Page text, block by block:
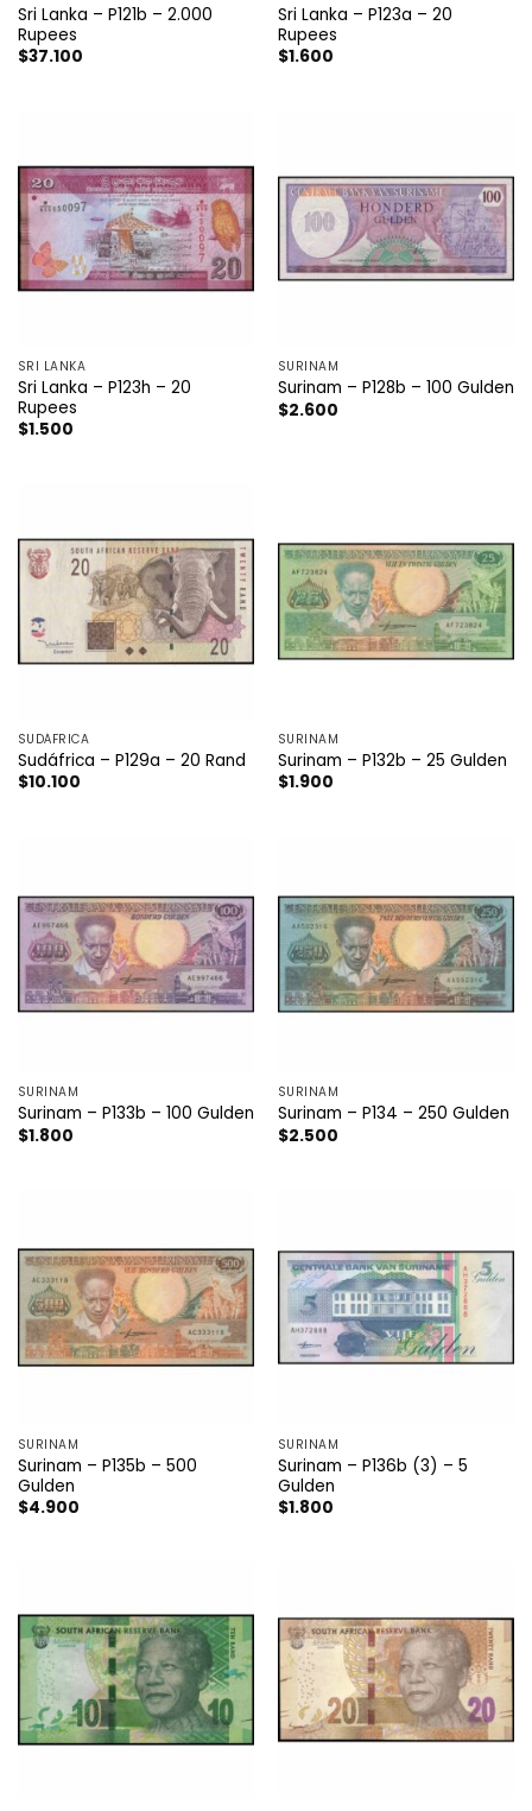
Sri Lanka – P121b – 2.000
Rupees
$37.100
Sri Lanka – P123a – 20
Rupees
$1.600
SRI LANKA
Sri Lanka – P123h – 20
Rupees
$1.500
SURINAM
Surinam – P128b – 100 Gulden
$2.600
SUDÁFRICA
Sudáfrica – P129a – 20 Rand
$10.100
SURINAM
Surinam – P132b – 25 Gulden
$1.900
SURINAM
Surinam – P133b – 100 Gulden
$1.800
SURINAM
Surinam – P134 – 250 Gulden
$2.500
SURINAM
Surinam – P135b – 500
Gulden
$4.900
SURINAM
Surinam – P136b (3) – 5
Gulden
$1.800